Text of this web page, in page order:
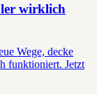
wirklich
Wege, decke
funktioniert. Jetzt